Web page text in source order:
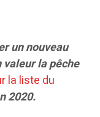
un nouveau
la pêche
la liste du
2020.